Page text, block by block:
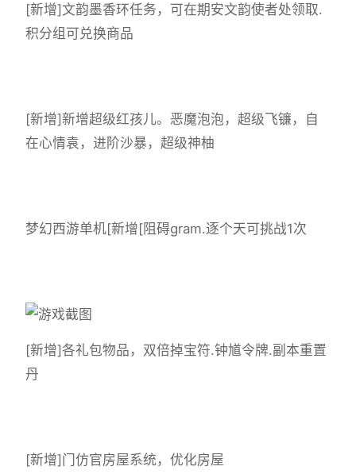
[新增]文韵墨香环任务，可在期安文韵使者处领取.
积分组可兑换商品
[新增]新增超级红孩儿。恶魔泡泡，超级飞镰，自
在心情袁，进阶沙暴，超级神柚
梦幻西游单机[新增[阻碍gram.逐个天可挑战1次
[新增]各礼包物品，双倍掉宝符.钟馗令牌.副本重置
丹
[新增]门仿官房屋系统，优化房屋